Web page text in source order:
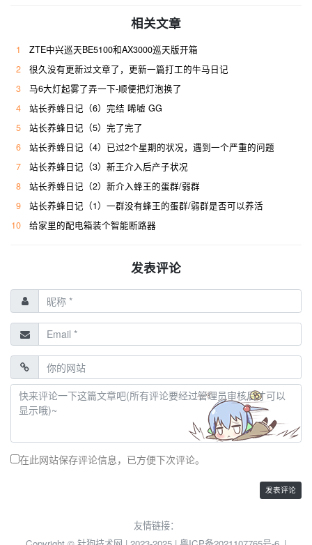
相关文章
1
ZTE中兴巡天BE5100和AX3000巡天版开箱
2
很久没有更新过文章了，更新一篇打工的牛马日记
3
马6大灯起雾了弄一下-顺便把灯泡换了
4
站长养蜂日记（6）完结 唏嘘 GG
5
站长养蜂日记（5）完了完了
6
站长养蜂日记（4）已过2个星期的状况，遇到一个严重的问题
7
站长养蜂日记（3）新王介入后产子状况
8
站长养蜂日记（2）新介入蜂王的蛋群/弱群
9
站长养蜂日记（1）一群没有蜂王的蛋群/弱群是否可以养活
10
给家里的配电箱装个智能断路器
发表评论
在此网站保存评论信息，已方便下次评论。
友情链接：